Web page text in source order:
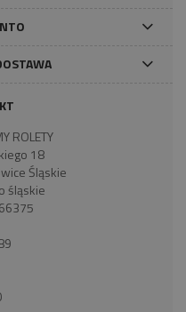
ROLETY
18
Śląskie
śląskie